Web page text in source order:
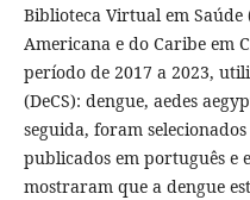
Biblioteca Virtual em
Americana e do Caribe em
período de 2017 a 2023,
(DeCS): dengue, aedes
seguida, foram
publicados em português e
mostraram que a dengue